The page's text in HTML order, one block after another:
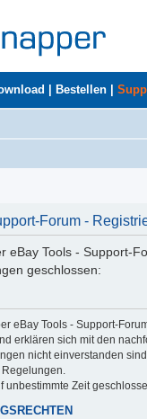
Bestellen
Forum -
eBay Tools - Support-
geschlossen:
eBay Tools - Support-
erklären sich mit den
nicht einverstanden
unbestimmte Zeit